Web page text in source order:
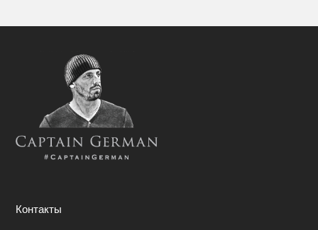
Контакты